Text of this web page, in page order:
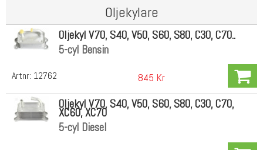
Oljekylare
Artnr: 12762
Oljekyl V70, S40, V50, S60, S80, C30, C70..
5-cyl Bensin
845 Kr
Oljekyl V70, S40, V50, S60, S80, C30, C70,
XC60, XC70
5-cyl Diesel